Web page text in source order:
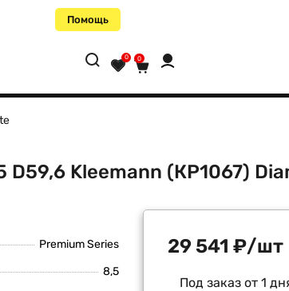
Помощь
0 0
D59,6 Kleemann (КР1067)
Premium Series
8,5
29 541₽/шт
Под заказ от 1